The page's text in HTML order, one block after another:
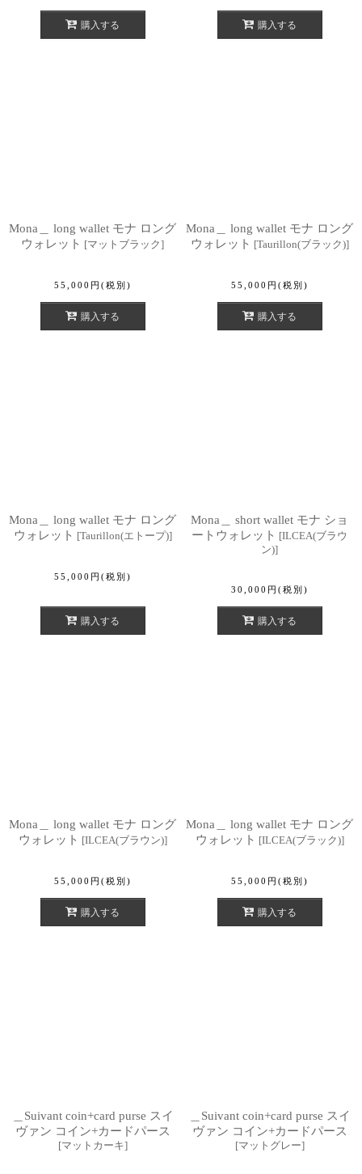
購入する 購入する
Mona＿ long wallet モナ ロング
ウォレット [マットブラック]
55,000 円 (税別)
購入する
Mona＿ long wallet モナ ロング
ウォレット [Taurillon(ブラック)]
55,000 円 (税別)
購入する
Mona＿ long wallet モナ ロング
ウォレット [Taurillon(エトープ)]
55,000 円 (税別)
購入する
Mona＿ short wallet モナ ショ
ートウォレット [ILCEA(ブラウ
ン)]
30,000 円 (税別)
購入する
Mona＿ long wallet モナ ロング
ウォレット [ILCEA(ブラウン)]
55,000 円 (税別)
購入する
Mona＿ long wallet モナ ロング
ウォレット [ILCEA(ブラック)]
55,000 円 (税別)
購入する
＿Suivant coin+card purse スイ
ヴァン コイン+カードパース
[マットカーキ]
＿Suivant coin+card purse スイ
ヴァン コイン+カードパース
[マットグレー]